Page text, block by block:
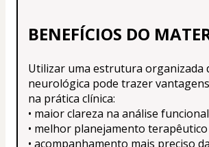
BENEFÍCIOS DO
Utilizar uma estrutura organizada
neurológica pode trazer
na prática clínica:
• maior clareza na análise
• melhor planejamento terapêutico
• acompanhamento mais preciso